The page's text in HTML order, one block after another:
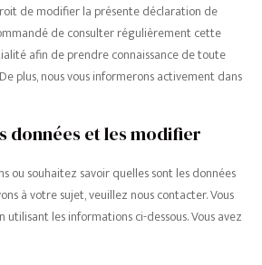
de modifier la présente déclaration de
de consulter régulièrement cette
afin de prendre connaissance de toute
plus, nous vous informerons activement dans
données et les modifier
ou souhaitez savoir quelles sont les données
à votre sujet, veuillez nous contacter. Vous
les informations ci-dessous. Vous avez